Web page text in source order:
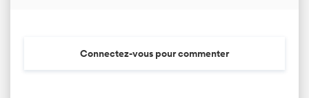
Connectez-vous pour commenter